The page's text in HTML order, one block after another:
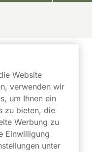
Website
verwenden wir
um Ihnen ein
zu bieten, die
Werbung zu
Einwilligung
unter